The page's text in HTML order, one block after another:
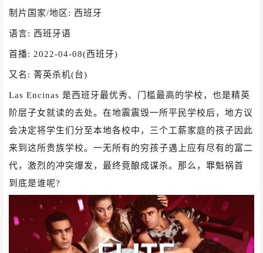
制片国家/地区: 西班牙
语言: 西班牙语
首播: 2022-04-08(西班牙)
又名: 菁英杀机(台)
Las Encinas 是西班牙最优秀、门槛最高的学校，也是精英
阶层子女就读的去处。在地震震毁一所平民学校后，地方议
会决定将学生们分至本地各校中，三个工薪家庭的孩子因此
来到这所贵族学校。一无所有的穷孩子遇上应有尽有的富二
代，激烈的冲突爆发，最终竟酿成谋杀。那么，罪魁祸首
到底是谁呢?